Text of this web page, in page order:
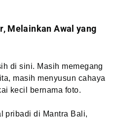
Melainkan Awal yang
di sini. Masih memegang
masih menyusun cahaya
kecil bernama foto.
pribadi di Mantra Bali,